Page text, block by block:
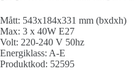
Mått: 543x184x331 mm (bxdxh)
Max: 3 x 40W E27
Volt: 220-240 V 50hz
Energiklass: A-E
Produktkod: 52595